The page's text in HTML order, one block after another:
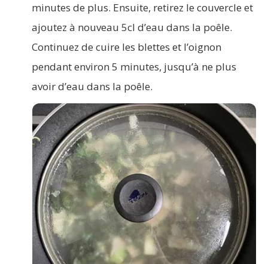
minutes de plus. Ensuite, retirez le couvercle et
ajoutez à nouveau 5cl d’eau dans la poêle.
Continuez de cuire les blettes et l’oignon
pendant environ 5 minutes, jusqu’à ne plus
avoir d’eau dans la poêle.